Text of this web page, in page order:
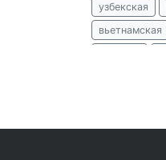
узбекская
вьетнамская